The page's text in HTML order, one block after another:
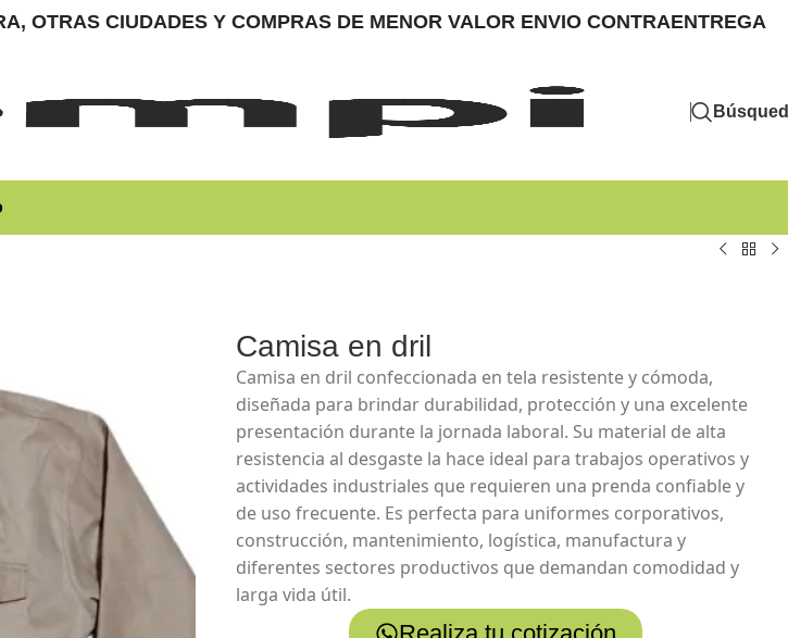
OTRAS CIUDADES Y COMPRAS DE MENOR VALOR ENVIO CONTRAENTREGA
Camisa en dril
Camisa en dril confeccionada en tela resistente y cómoda,
diseñada para brindar durabilidad, protección y una excelente
presentación durante la jornada laboral. Su material de alta
resistencia al desgaste la hace ideal para trabajos operativos y
actividades industriales que requieren una prenda confiable y
de uso frecuente. Es perfecta para uniformes corporativos,
construcción, mantenimiento, logística, manufactura y
diferentes sectores productivos que demandan comodidad y
larga vida útil.
Realiza tu cotización